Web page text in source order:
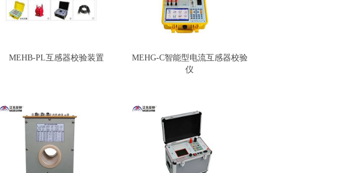
MEHB-PL互感器校验装置
MEHG-C智能型电流互感器校验
仪